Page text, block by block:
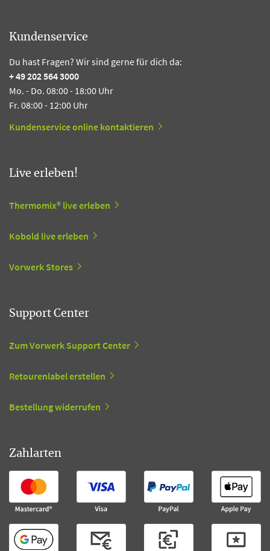
Kundenservice
Du hast Fragen? Wir sind gerne für dich da:
+ 49 202 564 3000
Mo. - Do. 08:00 - 18:00 Uhr
Fr. 08:00 - 12:00 Uhr
Kundenservice online kontaktieren
Live erleben!
Thermomix® live erleben
Kobold live erleben
Vorwerk Stores
Support Center
Zum Vorwerk Support Center
Retourenlabel erstellen
Bestellung widerrufen
Zahlarten